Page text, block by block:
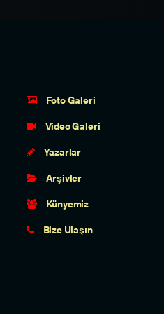
Foto Galeri
Video Galeri
Yazarlar
Arşivler
Künyemiz
Bize Ulaşın